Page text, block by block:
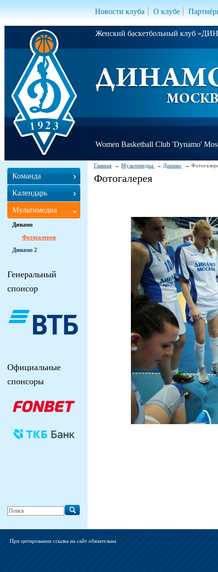
Новости клуба О клубе
Женский баскетбольный клуб
Women Basketball Club 'Dynamo'
Главная Мультимедиа Динамо
Фотогалерея
Команда
Календарь
Мультимедиа
Динамо
Фотогалерея
Динамо 2
Генеральный
спонсор
Официальные
спонсоры
При цитировании ссылка на сайт обязательна